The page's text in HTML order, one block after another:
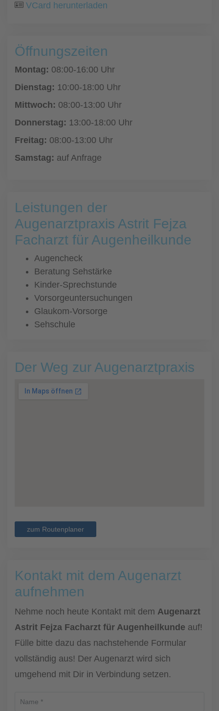
VCard herunterladen
Öffnungszeiten
Montag: 08:00-16:00 Uhr
Dienstag: 10:00-18:00 Uhr
Mittwoch: 08:00-13:00 Uhr
Donnerstag: 13:00-18:00 Uhr
Freitag: 08:00-13:00 Uhr
Samstag: auf Anfrage
Leistungen der
Augenarztpraxis Astrit Fejza
Facharzt für Augenheilkunde
Augencheck
Beratung Sehstärke
Kinder-Sprechstunde
Vorsorgeuntersuchungen
Glaukom-Vorsorge
Sehschule
Der Weg zur Augenarztpraxis
zum Routenplaner
Kontakt mit dem Augenarzt
aufnehmen
Nehme noch heute Kontakt mit dem Augenarzt
Astrit Fejza Facharzt für Augenheilkunde auf!
Fülle bitte dazu das nachstehende Formular
vollständig aus! Der Augenarzt wird sich
umgehend mit Dir in Verbindung setzen.